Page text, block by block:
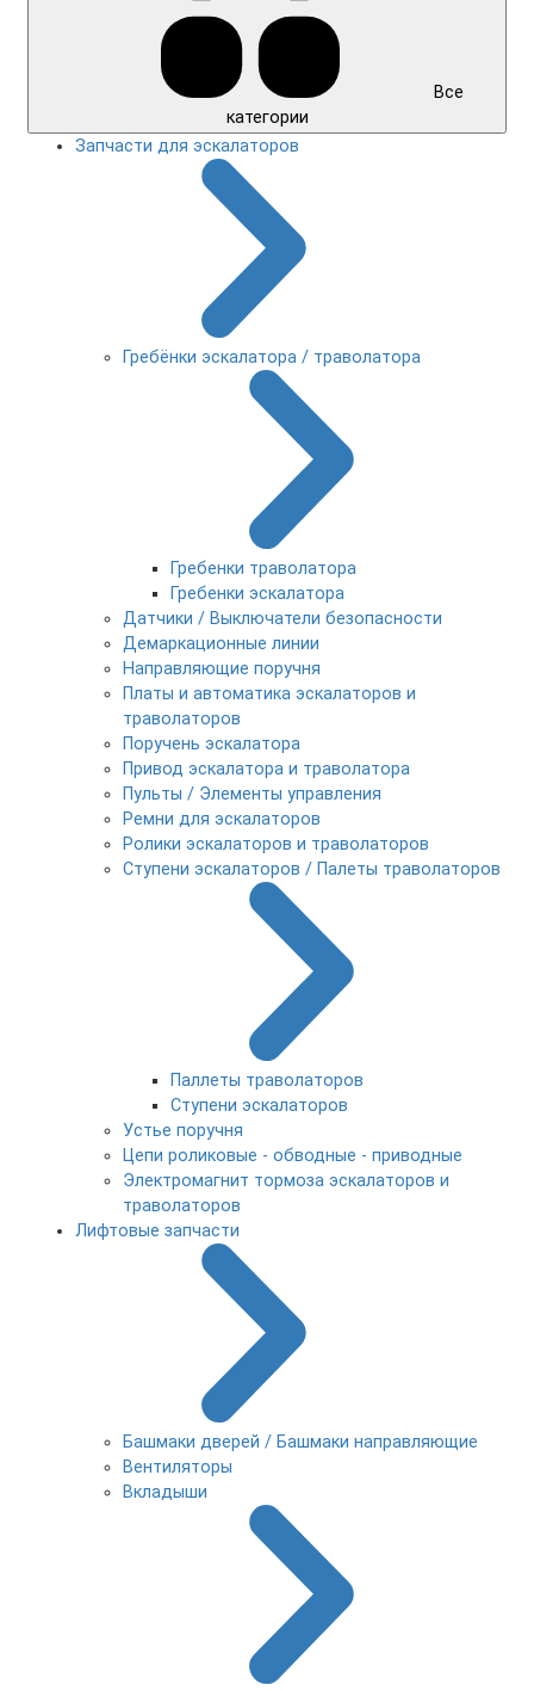
Все
категории
Запчасти для эскалаторов
Гребёнки эскалатора / траволатора
Гребенки траволатора
Гребенки эскалатора
Датчики / Выключатели безопасности
Демаркационные линии
Направляющие поручня
Платы и автоматика эскалаторов и
траволаторов
Поручень эскалатора
Привод эскалатора и траволатора
Пульты / Элементы управления
Ремни для эскалаторов
Ролики эскалаторов и траволаторов
Ступени эскалаторов / Палеты траволаторов
Паллеты траволаторов
Ступени эскалаторов
Устье поручня
Цепи роликовые - обводные - приводные
Электромагнит тормоза эскалаторов и
траволаторов
Лифтовые запчасти
Башмаки дверей / Башмаки направляющие
Вентиляторы
Вкладыши